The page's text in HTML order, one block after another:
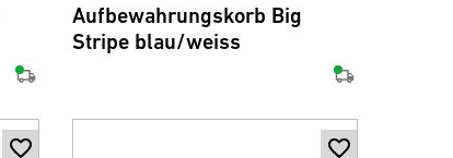
Aufbewahrungskorb Big
Stripe blau/weiss